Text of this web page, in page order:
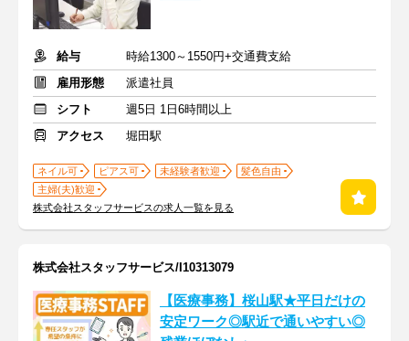
給与
時給1300～1550円+交通費支給
雇用形態
派遣社員
シフト
週5日 1日6時間以上
アクセス
堀田駅
ネイル可 ピアス可 未経験者歓迎
髪色自由
主婦(夫)歓迎
株式会社スタッフサービスの求人一覧を見る
株式会社スタッフサービス/I10313079
【医療事務】桜山駅★平日だけの
安定ワーク◎駅近で通いやすい◎